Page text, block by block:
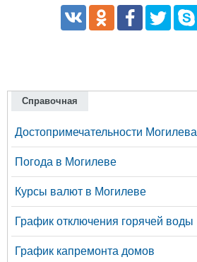
Справочная
Достопримечательности Могилева
Погода в Могилеве
Курсы валют в Могилеве
График отключения горячей воды
График капремонта домов